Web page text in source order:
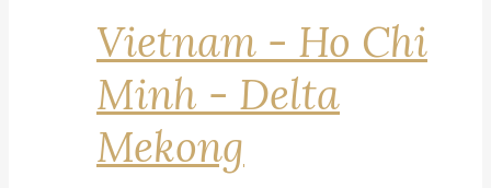
Vietnam - Ho Chi
Minh - Delta
Mekong